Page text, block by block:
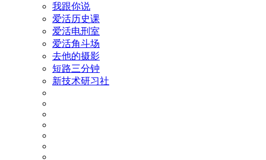
我跟你说
爱活历史课
爱活电刑室
爱活角斗场
去他的摄影
短路三分钟
新技术研习社